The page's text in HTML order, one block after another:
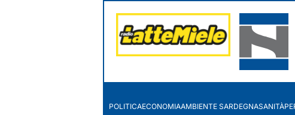
POLITICAECONOMIAAMBIENTE SARDEGNASANITÀ